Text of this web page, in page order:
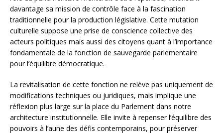
davantage sa mission de contrôle face à la fascination
traditionnelle pour la production législative. Cette mutation
culturelle suppose une prise de conscience collective des
acteurs politiques mais aussi des citoyens quant à l’importance
fondamentale de la fonction de sauvegarde parlementaire
pour l’équilibre démocratique.
La revitalisation de cette fonction ne relève pas uniquement de
modifications techniques ou juridiques, mais implique une
réflexion plus large sur la place du Parlement dans notre
architecture institutionnelle. Elle invite à repenser l’équilibre des
pouvoirs à l’aune des défis contemporains, pour préserver